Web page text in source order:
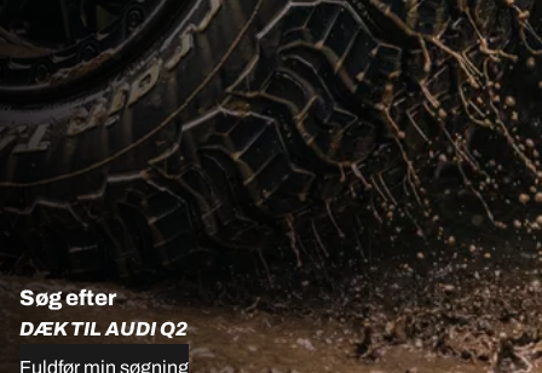
Søg efter
DÆK TIL AUDI Q2
Fuldfør min søgning